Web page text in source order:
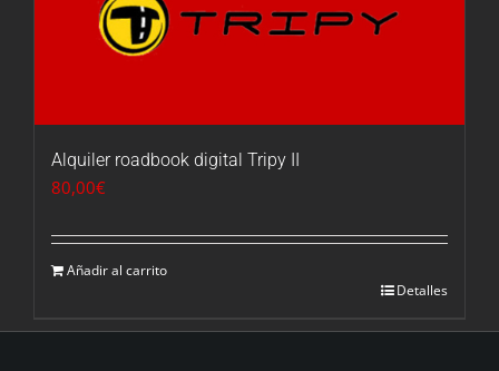
Alquiler roadbook digital Tripy II
80,00€
Añadir al carrito
Detalles